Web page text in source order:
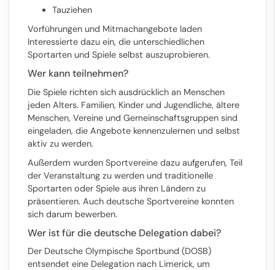
Tauziehen
Vorführungen und Mitmachangebote laden
Interessierte dazu ein, die unterschiedlichen
Sportarten und Spiele selbst auszuprobieren.
Wer kann teilnehmen?
Die Spiele richten sich ausdrücklich an Menschen
jeden Alters. Familien, Kinder und Jugendliche, ältere
Menschen, Vereine und Gemeinschaftsgruppen sind
eingeladen, die Angebote kennenzulernen und selbst
aktiv zu werden.
Außerdem wurden Sportvereine dazu aufgerufen, Teil
der Veranstaltung zu werden und traditionelle
Sportarten oder Spiele aus ihren Ländern zu
präsentieren. Auch deutsche Sportvereine konnten
sich darum bewerben.
Wer ist für die deutsche Delegation dabei?
Der Deutsche Olympische Sportbund (DOSB)
entsendet eine Delegation nach Limerick, um